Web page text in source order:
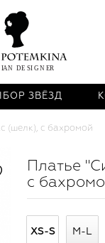
ЗВЁЗД
(шелк), с бахромой
Платье
с
XS-S M-L